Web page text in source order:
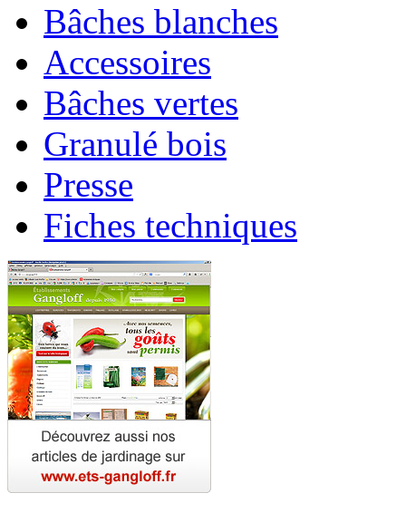
Bâches blanches
Accessoires
Bâches vertes
Granulé bois
Presse
Fiches techniques